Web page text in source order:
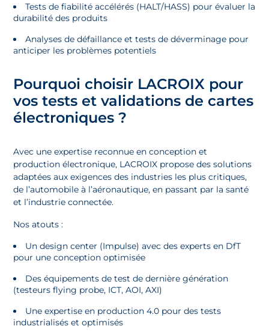
Tests de fiabilité accélérés (HALT/HASS) pour évaluer la
durabilité des produits
Analyses de défaillance et tests de déverminage pour
anticiper les problèmes potentiels
Pourquoi choisir LACROIX pour
vos tests et validations de cartes
électroniques ?
Avec une expertise reconnue en conception et
production électronique, LACROIX propose des solutions
adaptées aux exigences des industries les plus critiques,
de l’automobile à l’aéronautique, en passant par la santé
et l’industrie connectée.
Nos atouts :
Un design center (Impulse) avec des experts en DfT
pour une conception optimisée
Des équipements de test de dernière génération
(testeurs flying probe, ICT, AOI, AXI)
Une expertise en production 4.0 pour des tests
industrialisés et optimisés